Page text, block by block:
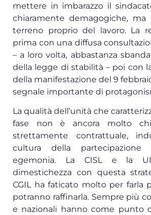
mettere in imbarazzo il
chiaramente demagogiche,
terreno proprio del lavoro. La
prima con una diffusa
– a loro volta, abbastanza
della legge di stabilità – poi con
della manifestazione del 9
segnale importante di
La qualità dell’unità che
fase non è ancora molto
strettamente contrattuale,
cultura della partecipazione
egemonia. La CISL e la
dimestichezza con questa
CGIL ha faticato molto per farla
potranno raffinarla. Sempre più
e nazionali hanno come punto